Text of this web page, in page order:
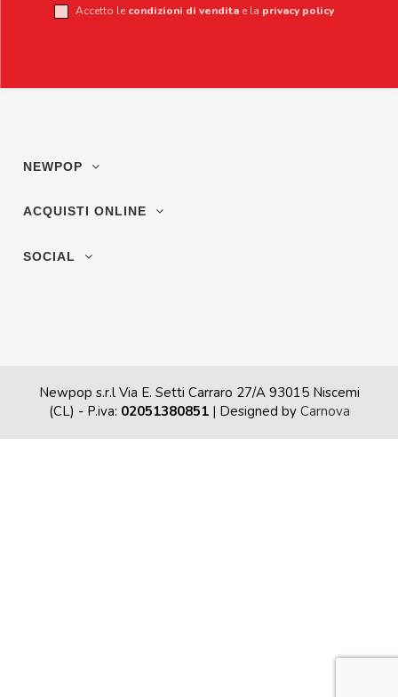
Accetto le condizioni di venditae la privacy policy
NEWPOP
ACQUISTI ONLINE
SOCIAL
Newpop s.r.l Via E. Setti Carraro 27/A 93015 Niscemi
(CL) - P.iva: 02051380851 | Designed by Carnova